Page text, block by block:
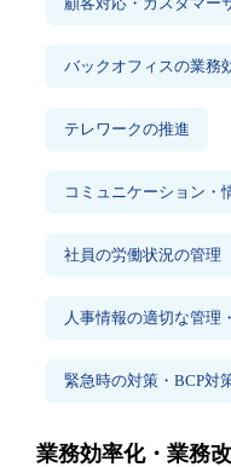
バックオフィスの業務
テレワークの推進
コミュニケーション・
社員の労働状況の管理
人事情報の適切な管理
緊急時の対策・BCP対
業務効率化・業務